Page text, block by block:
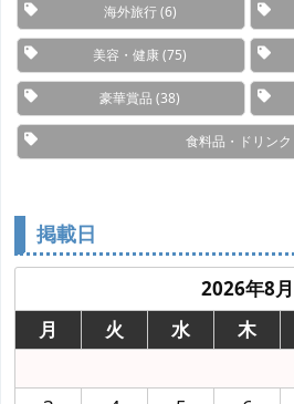
海外旅行(6)
美容・健康(75)
豪華賞品 (38)
食料品・ドリンク
掲載日
2026年8月
月
火 水 木